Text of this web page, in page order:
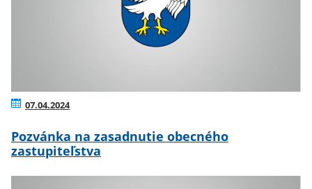
07.04.2024
Pozvánka na zasadnutie obecného
zastupiteľstva